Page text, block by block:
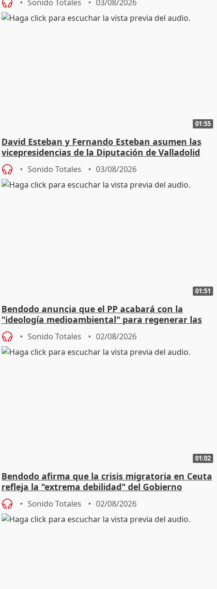
Sonido Totales 03/08/2026
01:55
David Esteban y Fernando Esteban asumen las
vicepresidencias de la Diputación de Valladolid
Sonido Totales 03/08/2026
01:51
Bendodo anuncia que el PP acabará con la
"ideología medioambiental" para regenerar las
playas
Sonido Totales 02/08/2026
01:02
Bendodo afirma que la crisis migratoria en Ceuta
refleja la "extrema debilidad" del Gobierno
Sonido Totales 02/08/2026